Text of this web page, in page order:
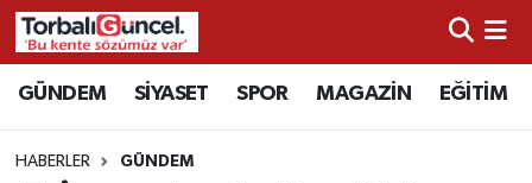
GÜNDEM SİYASET SPOR MAGAZİN EĞİTİM
HABERLER GÜNDEM
İzmir Nöbetçi Eczaneler
İzmir Hava Durumu